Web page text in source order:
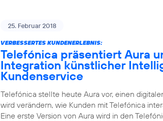
25. Februar 2018
VERBESSERTES KUNDENERLEBNIS:
Telefónica präsentiert Aura
Integration künstlicher
Kundenservice
Telefónica stellte heute Aura vor, einen
wird verändern, wie Kunden mit Telefónica
Eine erste Version von Aura wird in den